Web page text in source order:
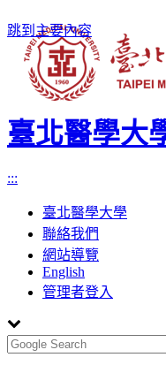
跳到主要內容
臺北醫學大
:::
臺北醫學大學
聯絡我們
網站導覽
English
管理者登入